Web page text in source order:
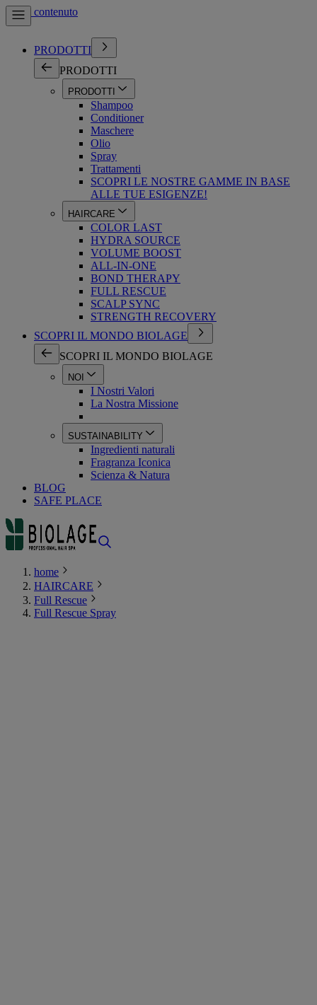
Vai al contenuto
PRODOTTI
PRODOTTI
PRODOTTI
Shampoo
Conditioner
Maschere
Olio
Spray
Trattamenti
SCOPRI LE NOSTRE GAMME IN BASE
ALLE TUE ESIGENZE!
HAIRCARE
COLOR LAST
HYDRA SOURCE
VOLUME BOOST
ALL-IN-ONE
BOND THERAPY
FULL RESCUE
SCALP SYNC
STRENGTH RECOVERY
SCOPRI IL MONDO BIOLAGE
SCOPRI IL MONDO BIOLAGE
NOI
I Nostri Valori
La Nostra Missione
SUSTAINABILITY
Ingredienti naturali
Fragranza Iconica
Scienza & Natura
BLOG
SAFE PLACE
home
HAIRCARE
Full Rescue
Full Rescue Spray